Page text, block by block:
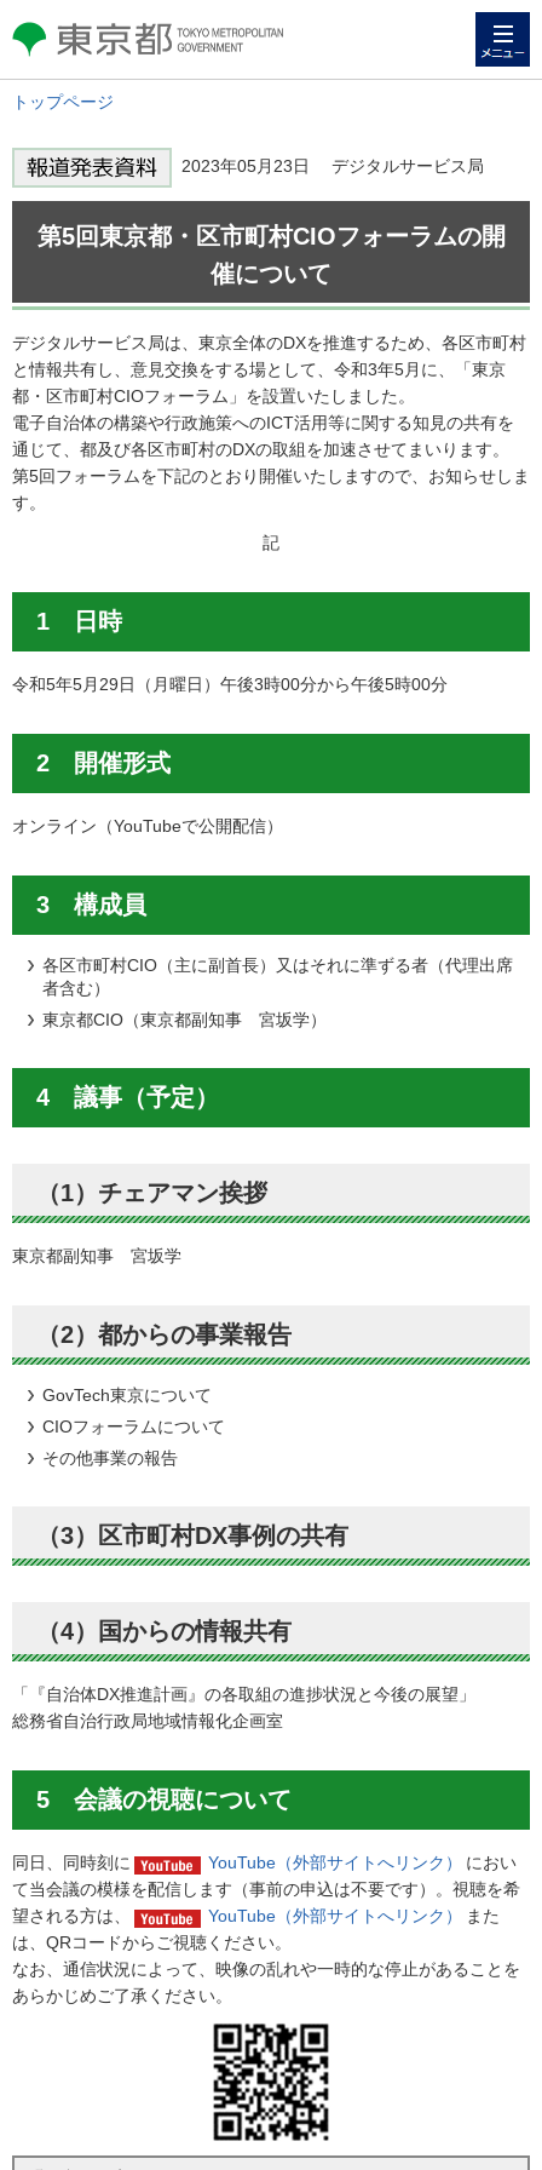
東京都 TOKYO METROPOLITAN
GOVERNMENT
トップページ
2023年05月23日 デジタルサービス局
第5回東京都・区市町村CIOフォーラムの開
催について
デジタルサービス局は、東京全体のDXを推進するため、各区市町村
と情報共有し、意見交換をする場として、令和3年5月に、「東京
都・区市町村CIOフォーラム」を設置いたしました。
電子自治体の構築や行政施策へのICT活用等に関する知見の共有を
通じて、都及び各区市町村のDXの取組を加速させてまいります。
第5回フォーラムを下記のとおり開催いたしますので、お知らせしま
す。
記
1 日時
令和5年5月29日（月曜日）午後3時00分から午後5時00分
2 開催形式
オンライン（YouTubeで公開配信）
3 構成員
各区市町村CIO（主に副首長）又はそれに準ずる者（代理出席
者含む）
東京都CIO（東京都副知事 宮坂学）
4 議事（予定）
（1）チェアマン挨拶
東京都副知事 宮坂学
（2）都からの事業報告
GovTech東京について
CIOフォーラムについて
その他事業の報告
（3）区市町村DX事例の共有
（4）国からの情報共有
「『自治体DX推進計画』の各取組の進捗状況と今後の展望」
総務省自治行政局地域情報化企画室
5 会議の視聴について
同日、同時刻に YouTube（外部サイトへリンク）
におい
て当会議の模様を配信します（事前の申込は不要です）。視聴を希
望される方は、
YouTube（外部サイトへリンク）
また
は、QRコードからご視聴ください。
なお、通信状況によって、映像の乱れや一時的な停止があることを
あらかじめご了承ください。